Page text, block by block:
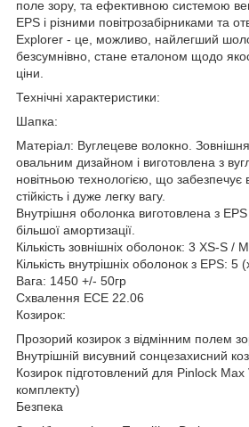
поле зору, та ефективною системою
EPS і різними повітрозабірниками та
Explorer - це, можливо, найлегший
безсумнівно, стане еталоном щодо
ціни.
Технічні характеристики:
Шапка:
Матеріал: Вуглецеве волокно.
овальним дизайном і виготовлена з
новітньою технологією, що забезпечує
стійкість і дуже легку вагу.
Внутрішня оболонка виготовлена з EPS
більшої амортизації.
Кількість зовнішніх оболонок: 3 XS-S /
Кількість внутрішніх оболонок з EPS:
Вага: 1450 +/- 50гр
Схвалення ECE 22.06
Козирок:
Прозорий козирок з відмінним полем
Внутрішній висувний сонцезахисний
Козирок підготовлений для Pinlock
комплекту)
Безпека